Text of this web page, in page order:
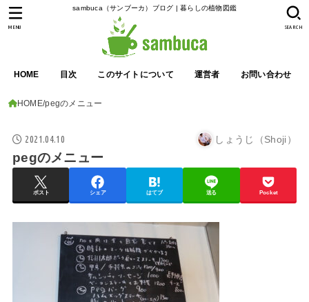
sambuca（サンブーカ）ブログ | 暮らしの植物図鑑
HOME 目次 このサイトについて 運営者 お問い合わせ
SEARCH
MENU
HOME pegのメニュー
2021.04.10 しょうじ（Shoji）
pegのメニュー
ポスト シェア はてブ 送る Pocket